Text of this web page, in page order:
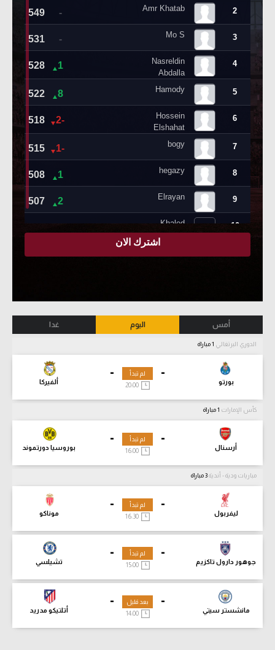
أمس اليوم غدا
الدوري البرتغالي
-
بورتو
-
ألفيركا
لم تبدأ
كأس الإمارات
-
أرسنال
-
بوروسيا دورتموند
لم تبدأ
مباريات ودية - أندية
-
ليفربول
-
موناكو
لم تبدأ
-
جوهور دارول تاكزيم
-
تشيلسي
لم تبدأ
15:00
-
مانشستر سيتي
-
أتلتيكو مدريد
بعد قليل
14:00